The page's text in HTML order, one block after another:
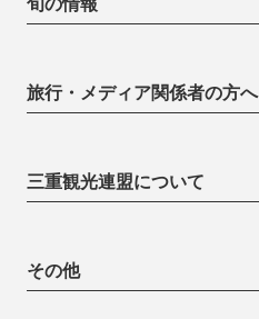
旬の情報
旅行・メディア関係者の方へ
三重観光連盟について
その他